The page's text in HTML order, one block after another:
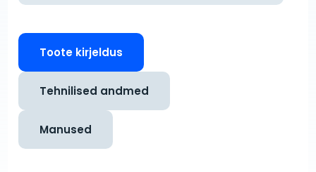
Toote kirjeldus
Tehnilised andmed
Manused